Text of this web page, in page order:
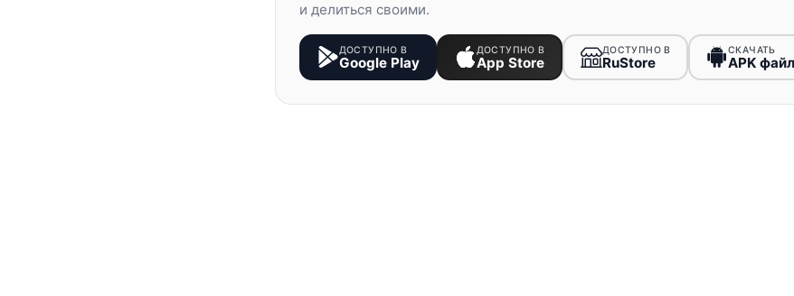
и делиться своими.
ДОСТУПНО В
Google Play
ДОСТУПНО В
App Store
ДОСТУПНО В
RuStore
СКАЧАТЬ
APK файл